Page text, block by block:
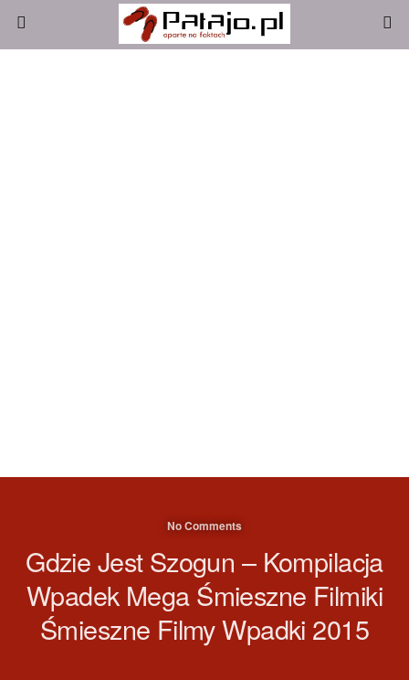
No Comments
Gdzie Jest Szogun – Kompilacja
Wpadek Mega Śmieszne Filmiki
Śmieszne Filmy Wpadki 2015